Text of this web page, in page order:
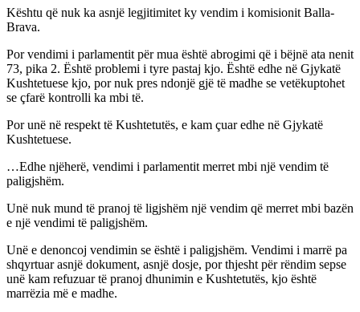
Kështu që nuk ka asnjë legjitimitet ky vendim i komisionit Balla-
Brava.
Por vendimi i parlamentit për mua është abrogimi që i bëjnë ata nenit
73, pika 2. Është problemi i tyre pastaj kjo. Është edhe në Gjykatë
Kushtetuese kjo, por nuk pres ndonjë gjë të madhe se vetëkuptohet
se çfarë kontrolli ka mbi të.
Por unë në respekt të Kushtetutës, e kam çuar edhe në Gjykatë
Kushtetuese.
…Edhe njëherë, vendimi i parlamentit merret mbi një vendim të
paligjshëm.
Unë nuk mund të pranoj të ligjshëm një vendim që merret mbi bazën
e një vendimi të paligjshëm.
Unë e denoncoj vendimin se është i paligjshëm. Vendimi i marrë pa
shqyrtuar asnjë dokument, asnjë dosje, por thjesht për rëndim sepse
unë kam refuzuar të pranoj dhunimin e Kushtetutës, kjo është
marrëzia më e madhe.